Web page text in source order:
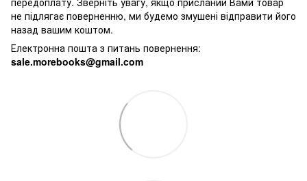
не підлягає поверненню, ми будемо змушені відправити його
назад вашим коштом.
Електронна пошта з питань повернення:
sale.morebooks@gmail.com